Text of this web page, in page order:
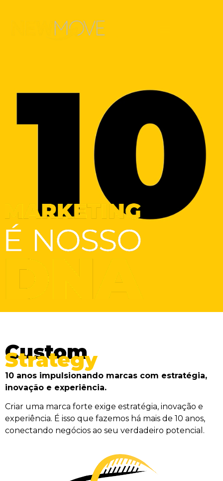
Custom
Strategy
10 anos impulsionando marcas com estratégia,
inovação e experiência.
Criar uma marca forte exige estratégia, inovação e
experiência. É isso que fazemos há mais de 10 anos,
conectando negócios ao seu verdadeiro potencial.